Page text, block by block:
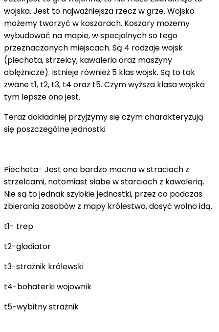
wojska. Jest to najważniejsza rzecz w grze. Wojsko
możemy tworzyć w koszarach. Koszary możemy
wybudować na mapie, w specjalnych so tego
przeznaczonych miejscach. Są 4 rodzaje wojsk
(piechota, strzelcy, kawaleria oraz maszyny
oblężnicze). Istnieje również 5 klas wojsk. Są to tak
zwane t1, t2, t3, t4 oraz t5. Czym wyższa klasa wojska
tym lepsze ono jest.
Teraz dokładniej przyjzymy się czym charakteryzują
się poszczególne jednostki
Piechota- Jest ona bardzo mocna w straciach z
strzelcami, natomiast słabe w starciach z kawalerią.
Nie są to jednak szybkie jednostki, przez co podczas
zbierania zasobów z mapy królestwo, dosyć wolno idą.
t1- trep
t2-gladiator
t3-strażnik królewski
t4-bohaterki wojownik
t5-wybitny strażnik